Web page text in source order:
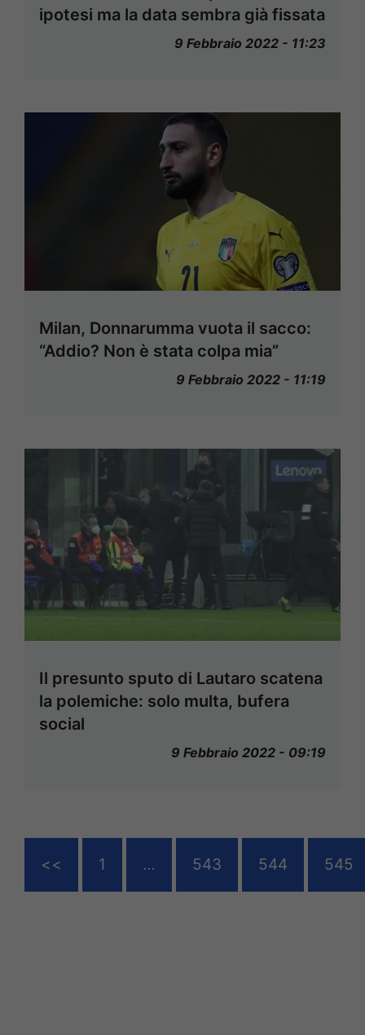
ipotesi ma la data sembra già fissata
9 Febbraio 2022 - 11:23
Milan, Donnarumma vuota il sacco:
“Addio? Non è stata colpa mia”
9 Febbraio 2022 - 11:19
Il presunto sputo di Lautaro scatena
la polemiche: solo multa, bufera
social
9 Febbraio 2022 - 09:19
<< 1 … 543 544 545